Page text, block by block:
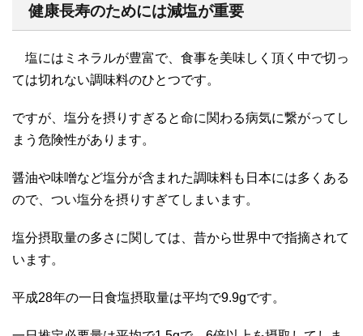
健康長寿のためには減塩が重要
塩にはミネラルが豊富で、食事を美味しく頂く中で切っ
ては切れない調味料のひとつです。
ですが、塩分を摂りすぎると命に関わる病気に繋がってし
まう危険性があります。
醤油や味噌など塩分が含まれた調味料も日本には多くある
ので、つい塩分を摂りすぎてしまいます。
塩分摂取量の多さに関しては、昔から世界中で指摘されて
います。
平成28年の一日食塩摂取量は平均で9.9gです。